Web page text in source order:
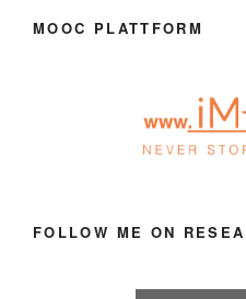
MOOC PLATTFORM
FOLLOW ME ON